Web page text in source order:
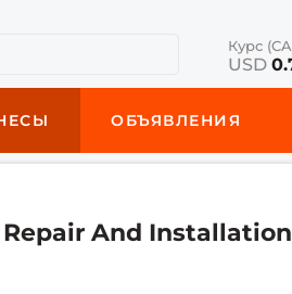
Курс
USD
ОБЪЯВЛЕНИЯ
And